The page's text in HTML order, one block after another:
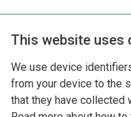
This website uses
We use device
from your device to the
that they have collected